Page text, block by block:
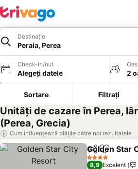
Destinație
Peraia, Perea
Check-in/out
Alegeți datele 2
Sortare Filtrați
Unități de cazare în Perea,
(Perea, Grecia)
Cum influențează plățile către noi rezultatele
Distribuiți
Golden Star
4 Stele
8,9 Excelent